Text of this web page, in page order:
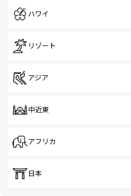
ハワイ
リゾート
アジア
中近東
アフリカ
日本